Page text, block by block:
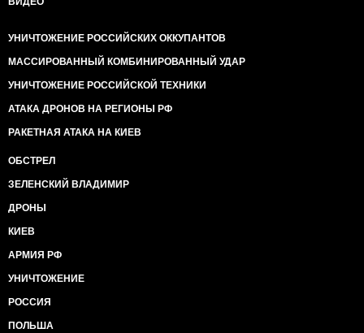
УНИЧТОЖЕНИЕ РОССИЙСКИХ ОККУПАНТОВ
МАССИРОВАННЫЙ КОМБИНИРОВАННЫЙ УДАР
УНИЧТОЖЕНИЕ РОССИЙСКОЙ ТЕХНИКИ
АТАКА ДРОНОВ НА РЕГИОНЫ РФ
РАКЕТНАЯ АТАКА НА КИЕВ
ОБСТРЕЛ
ЗЕЛЕНСКИЙ ВЛАДИМИР
ДРОНЫ
КИЕВ
АРМИЯ РФ
УНИЧТОЖЕНИЕ
РОССИЯ
ПОЛЬША